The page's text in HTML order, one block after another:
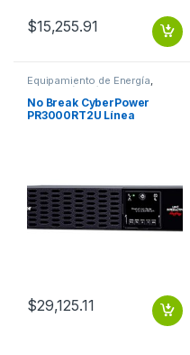
$15,255.91
Equipamiento de Energía
Protección Eléctrica
No Break CyberPower
PR3000RT2U Línea
YEAR
$29,125.11